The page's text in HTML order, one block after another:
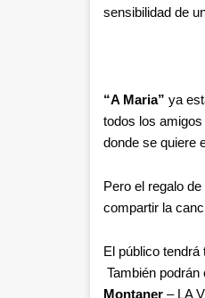
sensibilidad de
“A Maria” ya
todos los
donde se quiere
Pero el regalo de
compartir la
El público
También
Montaner – LA